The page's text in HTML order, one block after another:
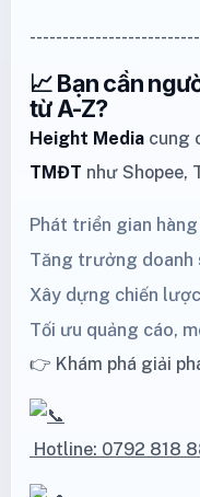
📈 Bạn cần
từ A-Z?
Height Media cung
TMĐT như Shopee,
Phát triển gian
Tăng trưởng doanh
Xây dựng chiến
Tối ưu quảng cáo,
👉 Khám phá giải
Hotline: 0792 818